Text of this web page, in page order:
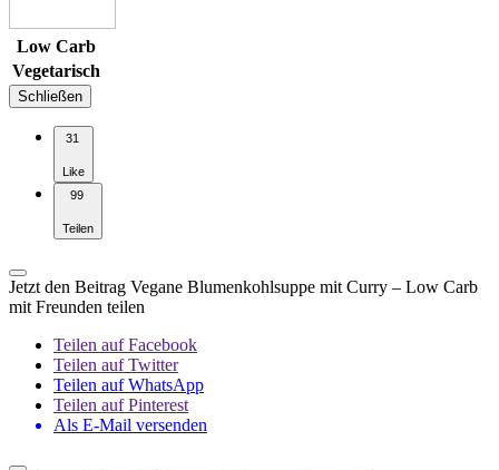
Low Carb
Vegetarisch
Schließen
31
Like
99
Teilen
Jetzt den Beitrag Vegane Blumenkohlsuppe mit Curry – Low Carb
mit Freunden teilen
Teilen auf Facebook
Teilen auf Twitter
Teilen auf WhatsApp
Teilen auf Pinterest
Als E-Mail versenden